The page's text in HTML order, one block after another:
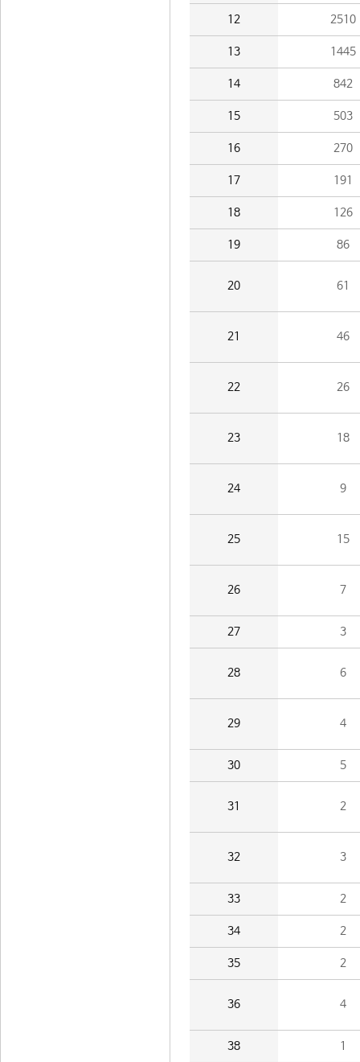
12 2510
13 1445
14 842
15 503
16 270
17 191
18 126
19 86
20 61
21 46
22 26
23 18
24 9
25 15
26 7
27 3
28 6
29 4
30 5
31 2
32 3
33 2
34 2
35 2
36 4
38 1